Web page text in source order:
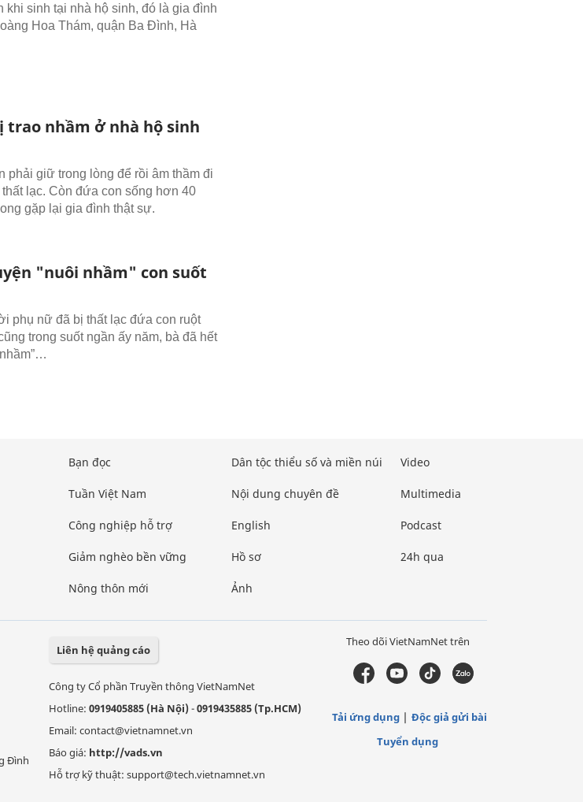
sinh tại nhà hộ sinh, đó là gia đình
Hoa Thám, quận Ba Đình, Hà
nhầm ở nhà hộ sinh
phải giữ trong lòng để rồi âm thầm đi
lạc. Còn đứa con sống hơn 40
gặp lại gia đình thật sự.
"nuôi nhầm" con suốt
phụ nữ đã bị thất lạc đứa con ruột
trong suốt ngần ấy năm, bà đã hết
Bạn đọc
Tuần Việt Nam
Công nghiệp hỗ trợ
Giảm nghèo bền vững
Nông thôn mới
Dân tộc thiểu số và miền núi
Nội dung chuyên đề
English
Hồ sơ
Ảnh
Video
Multimedia
Podcast
24h qua
Đình
Liên hệ quảng cáo
Công ty Cổ phần Truyền thông VietNamNet
Hotline: 0919405885 (Hà Nội)-0919435885 (Tp.HCM)
Email: contact@vietnamnet.vn
Báo giá: http://vads.vn
Hỗ trợ kỹ thuật: support@tech.vietnamnet.vn
Theo dõi VietNamNet trên
Tải ứng dụng
Độc giả gửi bài
Tuyển dụng